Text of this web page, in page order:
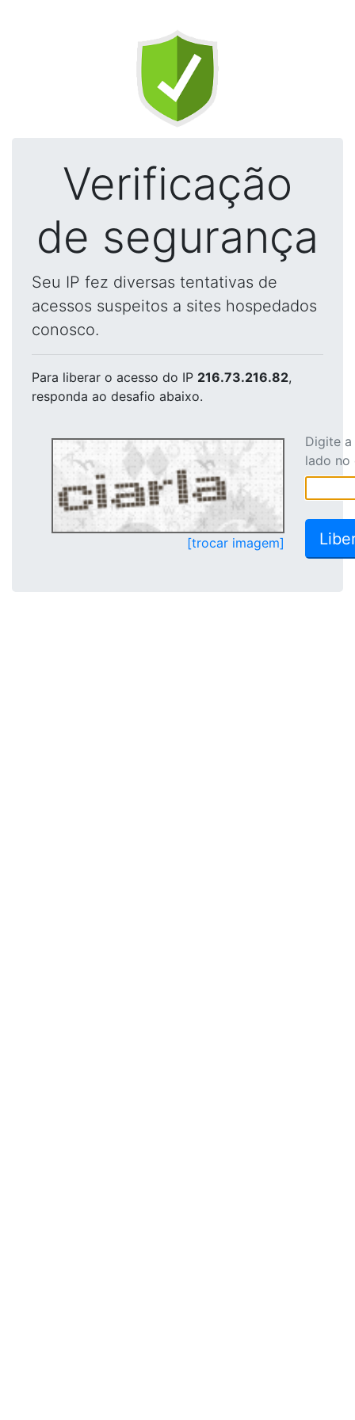
Verificação
de segurança
Seu IP fez diversas tentativas de
acessos suspeitos a sites hospedados
conosco.
Para liberar o acesso do IP 216.73.216.82,
responda ao desafio abaixo.
[trocar imagem]
Digite
lado no